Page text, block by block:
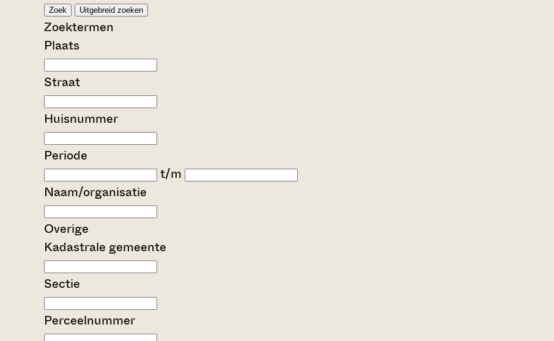
Zoek Uitgebreid zoeken
Zoektermen
Plaats
Straat
Huisnummer
Periode
t/m
Naam/organisatie
Overige
Kadastrale gemeente
Sectie
Perceelnummer